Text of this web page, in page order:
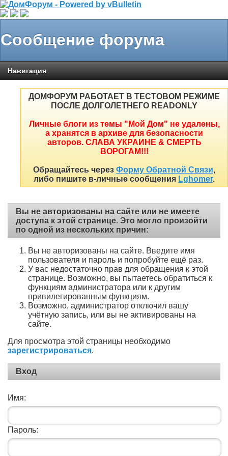
Сообщение форума
Навигация
ДОМФОРУМ РАБОТАЕТ В ТЕСТОВОМ РЕЖИМЕ
ПОСЛЕ ДОЛГОЛЕТНЕГО READONLY
Личные блоги из темы "Мой Дом" не удалены,
а хранятся в архиве для безопасности
авторов. СЛАВА УКРАИНЕ & СМЕРТЬ
ВОРОГАМ!!!
Обращайтесь через Форму Обратной Связи,
либо пишите в-личные сообщения Lghomer.
Вы не авторизованы на сайте или не имеете
доступа к этой странице. Это могло произойти
по одной из нескольких причин:
Вы не авторизованы на сайте. Введите имя
пользователя и пароль и попробуйте ещё раз.
У вас недостаточно прав для обращения к этой
странице. Возможно, вы пытаетесь обратиться к
функциям администратора или к другим
привилегированным функциям.
Возможно, администратор отключил вашу
учётную запись, или вы не активированы на
сайте.
Для просмотра этой страницы необходимо
зарегистрироваться.
Вход
Имя:
Пароль: